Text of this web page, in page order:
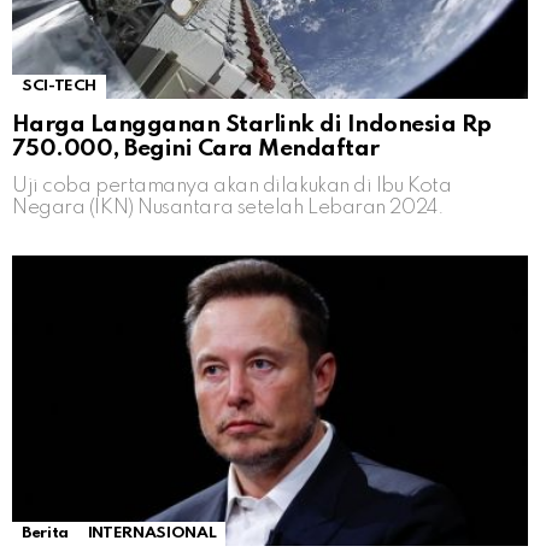
SCI-TECH
Harga Langganan Starlink di Indonesia Rp
750.000, Begini Cara Mendaftar
Uji coba pertamanya akan dilakukan di Ibu Kota
Negara (IKN) Nusantara setelah Lebaran 2024.
Berita INTERNASIONAL